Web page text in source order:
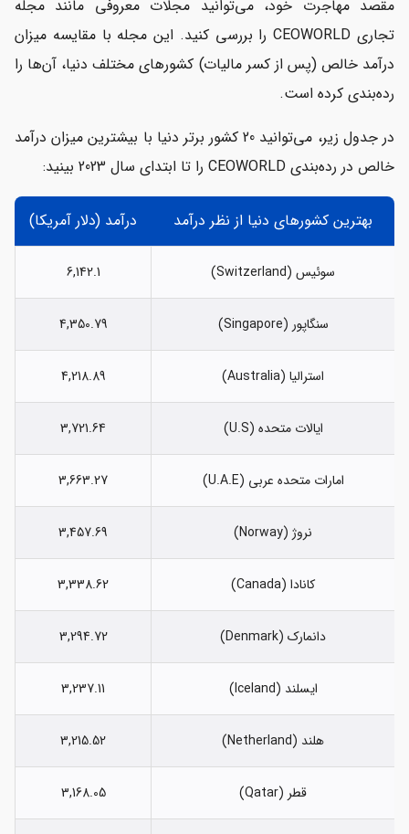
مقصد مهاجرت خود، می‌توانید مجلات معروفی مانند مجله
تجاری CEOWORLD را بررسی کنید. این مجله با مقایسه میزان
درآمد خالص (پس از کسر مالیات) کشورهای مختلف دنیا، آن‌ها را
رده‌بندی کرده است.
در جدول زیر، می‌توانید 20 کشور برتر دنیا با بیشترین میزان درآمد
خالص در رده‌بندی CEOWORLD را تا ابتدای سال 2023 بینید:
بهترین کشورهای دنیا از نظر درآمد درآمد (دلار آمریکا)
سوئیس (Switzerland) 6,142.1
سنگاپور (Singapore) 4,350.79
استرالیا (Australia) 4,218.89
ایالات متحده (U.S) 3,721.64
امارات متحده عربی (U.A.E) 3,663.27
نروژ (Norway) 3,457.69
کانادا (Canada) 3,338.62
دانمارک (Denmark) 3,294.72
ایسلند (Iceland) 3,237.11
هلند (Netherland) 3,215.52
قطر (Qatar) 3,168.05